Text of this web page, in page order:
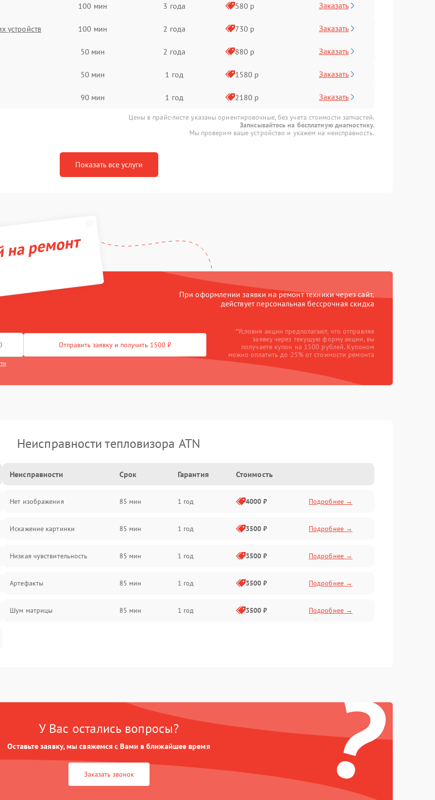
100 мин 3 года 580 р Заказать
устройств 100 мин 2 года 730 р Заказать
50 мин 2 года 880 р Заказать
50 мин 1 год 1580 р Заказать
90 мин 1 год 2180 р Заказать
Цены в прайс-листе указаны ориентировочные, без учета стоимости запчастей.
Записывайтесь на бесплатную диагностику.
Мы проверим ваше устройство и укажем на неисправность.
Показать все услуги
ремонт
При оформлении заявки на ремонт техники через сайт,
действует персональная бессрочная скидка
Отправить заявку и получить 1500 ₽
*Условия акции предполагают, что отправляя
заявку через текущую форму акции, вы
получаете купон на 1500 рублей. Купоном
можно оплатить до 25% от стоимости ремонта
Неисправности тепловизора ATN
Неисправности Срок Гарантия Стоимость
Нет изображения 85 мин 1 год 4000 ₽ Подробнее →
Искажение картинки 85 мин 1 год 3500 ₽ Подробнее →
Низкая чувствительность 85 мин 1 год 3500 ₽ Подробнее →
Артефакты 85 мин 1 год 3500 ₽ Подробнее →
Шум матрицы 85 мин 1 год 3500 ₽ Подробнее →
?
У Вас остались вопросы?
Оставьте заявку, мы свяжемся с Вами в ближайшее время
Заказать звонок